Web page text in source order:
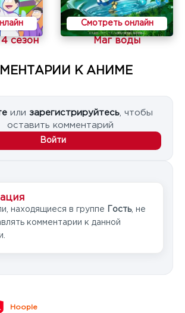
сезон
Смотреть онлайн
Маг воды
К АНИМЕ
или зарегистрируйтесь , чтобы
оставить комментарий
Войти
находящиеся в группе Гость, не
комментарии к данной
Hoople